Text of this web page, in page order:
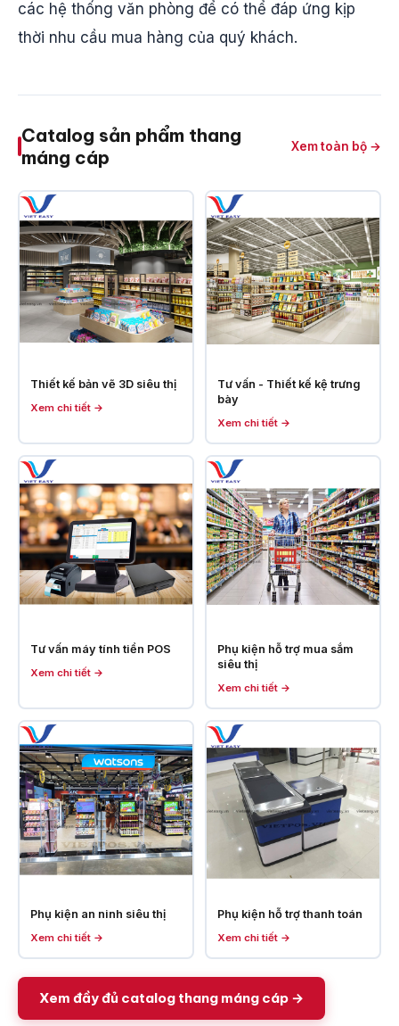
các hệ thống văn phòng để có thể đáp ứng kịp
thời nhu cầu mua hàng của quý khách.
Catalog sản phẩm thang
máng cáp
Xem toàn bộ →
Thiết kế bản vẽ 3D siêu thị
Xem chi tiết →
Tư vấn - Thiết kế kệ trưng
bày
Xem chi tiết →
Tư vấn máy tính tiền POS
Xem chi tiết →
Phụ kiện hỗ trợ mua sắm
siêu thị
Xem chi tiết →
Phụ kiện an ninh siêu thị
Xem chi tiết →
Phụ kiện hỗ trợ thanh toán
Xem chi tiết →
Xem đầy đủ catalog thang máng cáp →